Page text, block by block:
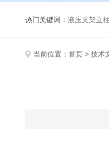
热门关键词： 液压支架立
当前位置： 首页 > 技术